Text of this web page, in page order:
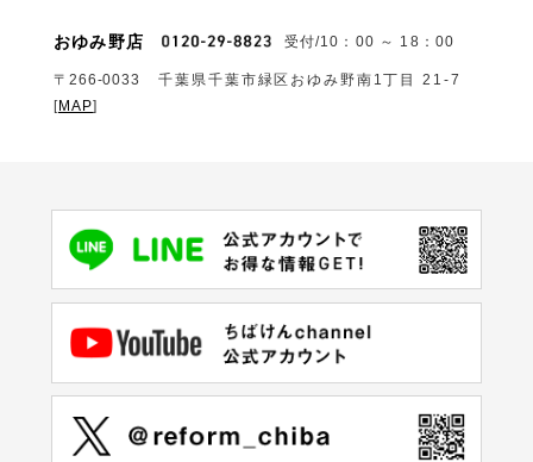
おゆみ野店 受付/10：00 ～ 18：00
〒266-0033
千葉県千葉市緑区おゆみ野南1丁目 21-7
[MAP]